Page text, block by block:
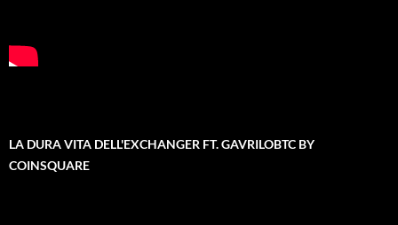
LA DURA VITA DELL'EXCHANGER FT. GAVRILOBTC BY
COINSQUARE